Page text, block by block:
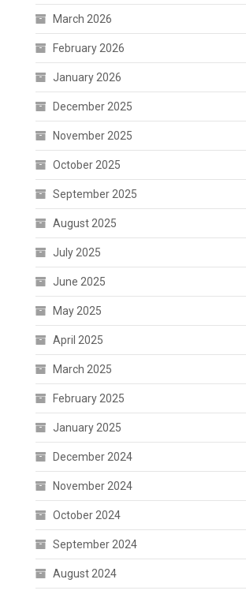
March 2026
February 2026
January 2026
December 2025
November 2025
October 2025
September 2025
August 2025
July 2025
June 2025
May 2025
April 2025
March 2025
February 2025
January 2025
December 2024
November 2024
October 2024
September 2024
August 2024